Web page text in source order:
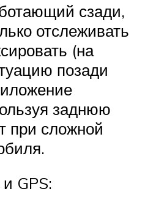
сзади,
отслеживать
(на
позади
заднюю
при сложной
GPS: